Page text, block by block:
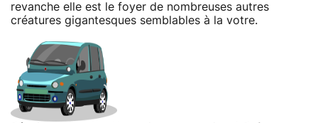
revanche elle est le foyer de nombreuses autres
créatures gigantesques semblables à la votre.